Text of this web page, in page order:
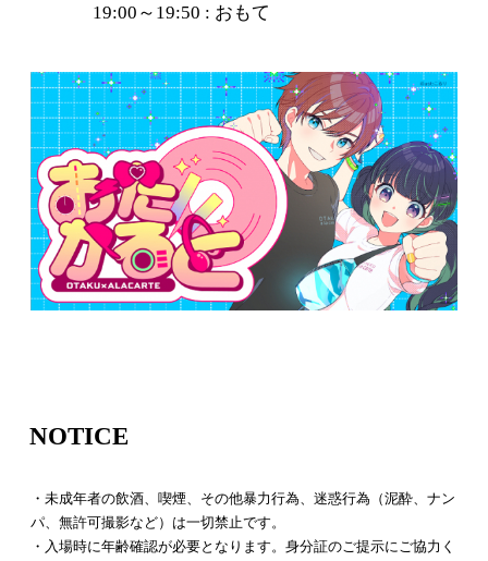
19:00～19:50 : おもて
NOTICE
・未成年者の飲酒、喫煙、その他暴力行為、迷惑行為（泥酔、ナン
パ、無許可撮影など）は一切禁止です。
・入場時に年齢確認が必要となります。身分証のご提示にご協力く